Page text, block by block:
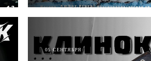
05 СЕНТЯБРЯ